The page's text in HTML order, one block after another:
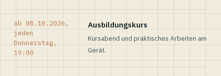
ab 08.10.2026,
jeden
Donnerstag,
19:00
Ausbildungskurs
Kursabend und praktisches Arbeiten am
Gerät.